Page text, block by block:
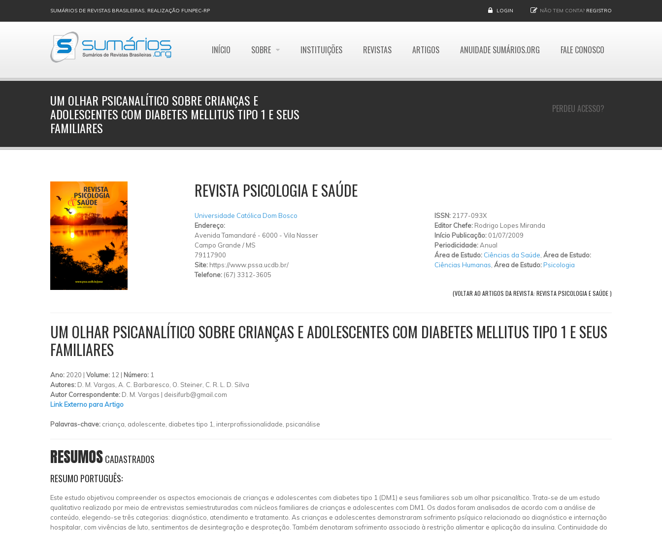
SUMÁRIOS DE REVISTAS BRASILEIRAS, REALIZAÇÃO FUNPEC-RP LOGIN NÃO TEM CONTA? REGISTRO
INÍCIO SOBRE INSTITUIÇÕES REVISTAS ARTIGOS ANUIDADE SUMÁRIOS.ORG FALE CONOSCO
PERDEU ACESSO?
UM OLHAR PSICANALÍTICO SOBRE CRIANÇAS E
ADOLESCENTES COM DIABETES MELLITUS TIPO 1 E SEUS
FAMILIARES
REVISTA PSICOLOGIA E SAÚDE
Universidade Católica Dom Bosco
Endereço:
Avenida Tamandaré - 6000 - Vila Nasser
Campo Grande / MS
79117900
Site: https://www.pssa.ucdb.br/
Telefone: (67) 3312-3605
ISSN: 2177-093X
Editor Chefe: Rodrigo Lopes Miranda
Início Publicação: 01/07/2009
Periodicidade:Anual
Área de Estudo: Ciências da Saúde Área de Estudo:
Ciências Humanas Área de Estudo:Psicologia
(VOLTAR AO ARTIGOS DA REVISTA: REVISTA PSICOLOGIA E SAÚDE )
UM OLHAR PSICANALÍTICO SOBRE CRIANÇAS E ADOLESCENTES COM DIABETES MELLITUS TIPO 1 E SEUS
FAMILIARES
Ano: 2020 | Volume: 12 | Número: 1
Autores: D. M. Vargas, A. C. Barbaresco, O. Steiner, C. R. L. D. Silva
Autor Correspondente: D. M. Vargas | deisifurb@gmail.com
Link Externo para Artigo
Palavras-chave: criança, adolescente, diabetes tipo 1, interprofissionalidade, psicanálise
RESUMOSCADASTRADOS
RESUMO PORTUGUÊS:
Este estudo objetivou compreender os aspectos emocionais de crianças e adolescentes com diabetes tipo 1 (DM1) e seus familiares sob um olhar psicanalítico. Trata-se de um estudo
qualitativo realizado por meio de entrevistas semiestruturadas com núcleos familiares de crianças e adolescentes com DM1. Os dados foram analisados de acordo com a análise de
conteúdo, elegendo-se três categorias: diagnóstico, atendimento e tratamento. As crianças e adolescentes demonstraram sofrimento psíquico relacionado ao diagnóstico e internação
hospitalar, com vivências de luto, sentimentos de desintegração e desproteção. Também denotaram sofrimento associado à restrição alimentar e aplicação da insulina. Continuidade do